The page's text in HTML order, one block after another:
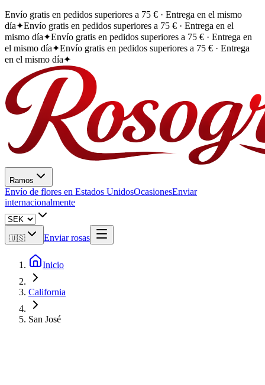
Envío gratis en pedidos superiores a 75 € · Entrega en el mismo
día✦Envío gratis en pedidos superiores a 75 € · Entrega en el
mismo día✦Envío gratis en pedidos superiores a 75 € · Entrega en
el mismo día✦Envío gratis en pedidos superiores a 75 € · Entrega
en el mismo día✦
Ramos
Envío de flores en Estados UnidosOcasionesEnviar
internacionalmente
🇺🇸 Enviar rosas
Inicio
California
San José